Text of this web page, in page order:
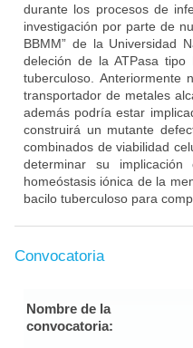
durante los procesos de
investigación por parte de
BBMM” de la Universidad
deleción de la ATPasa tipo
tuberculoso. Anteriormente
transportador de metales
además podría estar
construirá un mutante
combinados de viabilidad
determinar su
homeóstasis iónica de la
bacilo tuberculoso para
Convocatoria
Nombre de la
convocatoria: